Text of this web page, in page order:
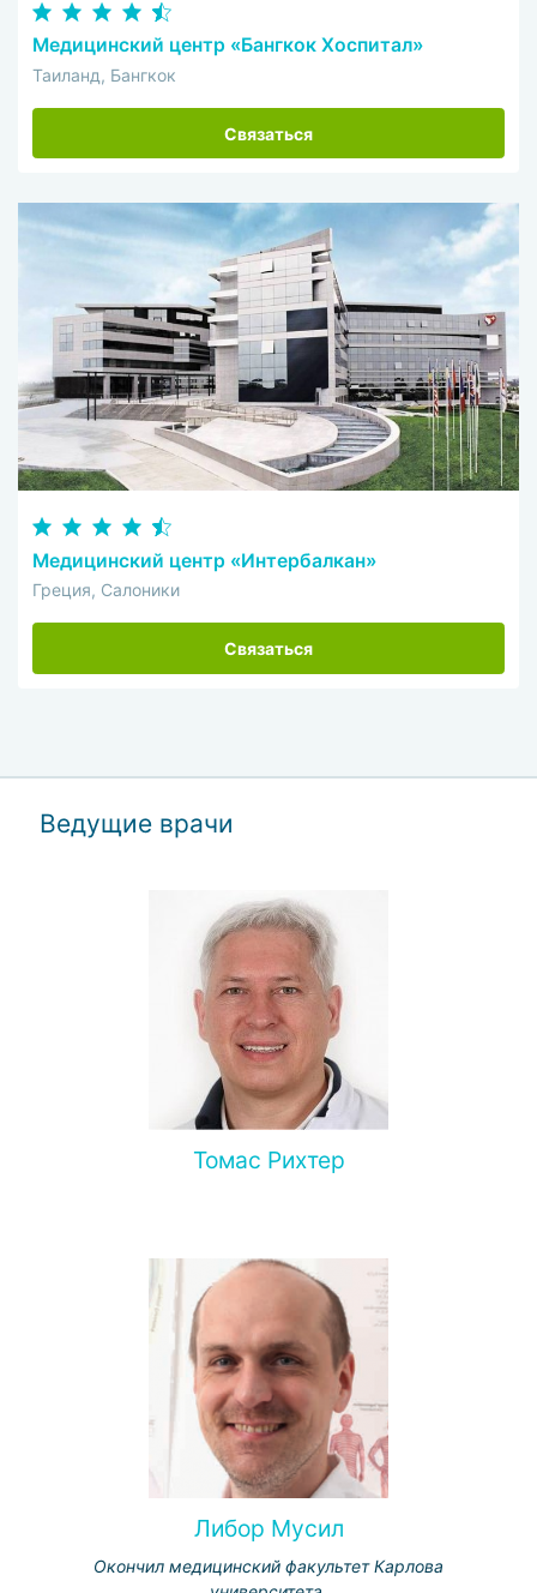
Медицинский центр «Бангкок Хоспитал»
Таиланд, Бангкок
Связаться
Медицинский центр «Интербалкан»
Греция, Салоники
Связаться
Ведущие врачи
Томас Рихтер
Либор Мусил
Окончил медицинский факультет Карлова